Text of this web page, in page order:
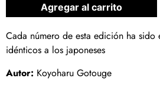
Agregar al carrito
Cada número de esta edición ha sido
idénticos a los japoneses
Autor: Koyoharu Gotouge